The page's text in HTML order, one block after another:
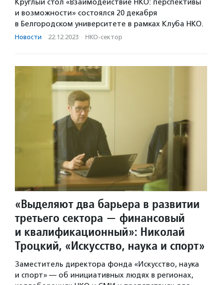
Круглый стол «Взаимодействие НКО: перспективы
и возможности» состоялся 20 декабря
в Белгородском университете в рамках Клуба НКО.
Новости · 22.12.2023 · НКО-сектор
«Выделяют два барьера в развитии
третьего сектора — финансовый
и квалификационный»: Николай
Троцкий, «Искусство, наука и спорт»
Заместитель директора фонда «Искусство, наука
и спорт» — об инициативных людях в регионах,